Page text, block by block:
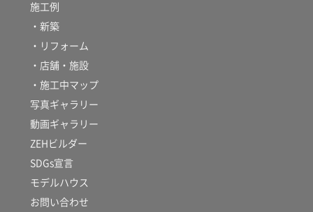
施工例
・新築
・リフォーム
・店舗・施設
・施工中マップ
写真ギャラリー
動画ギャラリー
ZEHビルダー
SDGs宣言
モデルハウス
お問い合わせ